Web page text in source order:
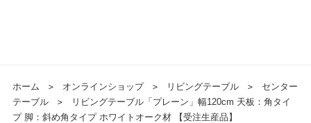
ホーム ＞ オンラインショップ ＞ リビングテーブル ＞
センター
テーブル
＞
リビングテーブル「プレーン」幅120cm 天板：角タイ
プ 脚：斜め角タイプ ホワイトオーク材 【受注生産品】